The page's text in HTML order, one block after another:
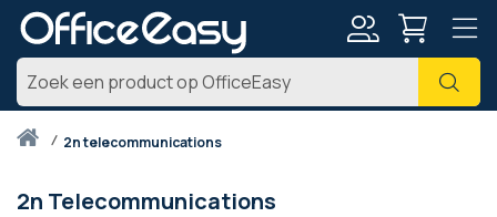
Zoek
Thuis2n telecommunications
2n Telecommunications